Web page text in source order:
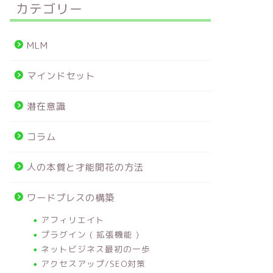
カテゴリー
MLM
マインドセット
潜在意識
コラム
人の本質と才能開花の方法
ワードプレスの構築
アフィリエイト
プラグイン ( 拡張機能 )
ネットビジネス最初の一歩
アクセスアップ/SEO対策